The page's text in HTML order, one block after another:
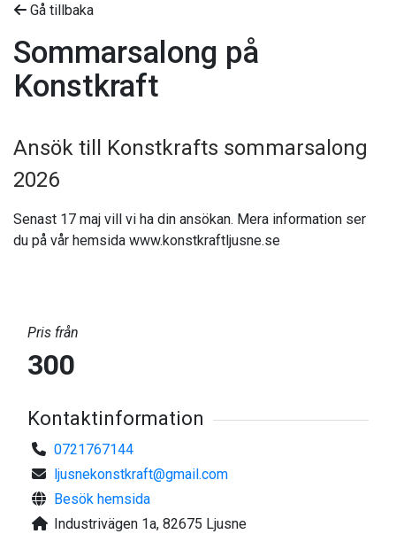
Gå tillbaka
Sommarsalong på
Konstkraft
Ansök till Konstkrafts sommarsalong
2026
Senast 17 maj vill vi ha din ansökan. Mera information ser
du på vår hemsida www.konstkraftljusne.se
Pris från
300
Kontaktinformation
0721767144
ljusnekonstkraft@gmail.com
Besök hemsida
Industrivägen 1a, 82675 Ljusne